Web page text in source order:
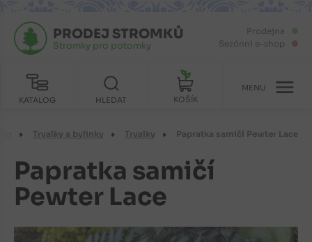
Prodejna
Sezónní e-shop
KATALOG
PRODEJ STROMKŮ
Stromky pro potomky
HLEDAT KOŠÍK
MENU
Trvalky a bylinky Trvalky Papratka samičí Pewter Lace
Papratka samičí
Pewter Lace